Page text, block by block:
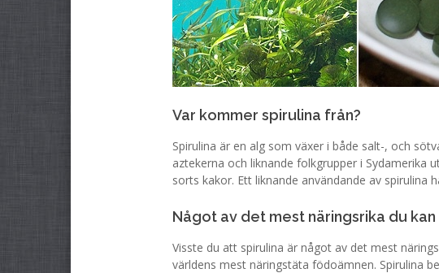
Var kommer spirulina från?
Spirulina är en alg som växer i både salt-, och
aztekerna och liknande folkgrupper i Sydamerika
sorts kakor. Ett liknande användande av spirulina
Något av det mest näringsrika du kan
Visste du att spirulina är något av det mest
världens mest näringstäta födoämnen. Spirulina